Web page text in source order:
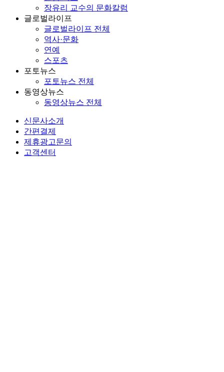
장유리 교수의 문화칼럼
글로벌라이프
글로벌라이프 전체
역사·문화
연예
스포츠
포토뉴스
포토뉴스 전체
동영상뉴스
동영상뉴스 전체
신문사소개
간편결제
제휴광고문의
고객센터